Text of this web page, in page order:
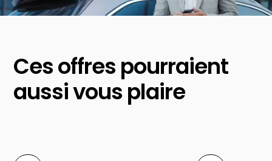
Ces offres pourraient
aussi vous plaire